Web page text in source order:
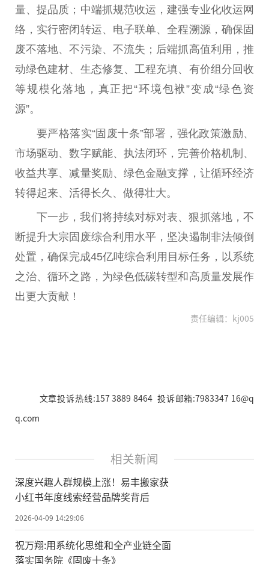
量、提品质；中端抓规范收运，建强专业化收运网
络，实行密闭转运、电子联单、全程溯源，确保固
废不落地、不污染、不流失；后端抓高值利用，推
动绿色建材、生态修复、工程充填、有价组分回收
等规模化落地，真正把“环境包袱”变成“绿色资
源”。
要严格落实“固废十条”部署，强化政策激励、
市场驱动、数字赋能、执法闭环，完善价格机制、
收益共享、减量奖励、绿色金融支撑，让循环经济
转得起来、活得长久、做得壮大。
下一步，我们将持续对标对表、狠抓落地，不
断提升大宗固废综合利用水平，坚决遏制非法倾倒
处置，确保完成45亿吨综合利用目标任务，以系统
之治、循环之路，为绿色低碳转型和高质量发展作
出更大贡献！
责任编辑：kj005
文章投诉热线:157 3889 8464 投诉邮箱:7983347 16@q
q.com
相关新闻
深度兴趣人群规模上涨！易丰搬家获
小红书年度线索经营品牌奖背后
2026-04-09 14:29:06
祝万翔:用系统化思维和全产业链全面
落实国务院《固废十条》